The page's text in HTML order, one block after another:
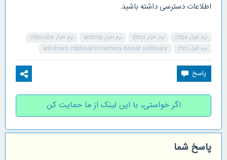
اطلاعات دسترسی داشته باشید.
نرم افزار clipx نرم افزار ditto نرم افزار arsclip
نرم افزار clipcube
نرم افزار clcl
windows clipboard memory boost software
اگر خواستی، با این لینک از ما حمایت کن
پاسخ شما